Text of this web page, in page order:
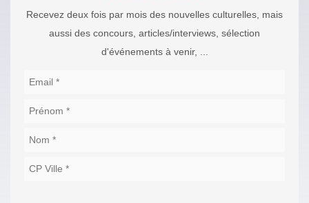
Recevez deux fois par mois des nouvelles culturelles, mais
aussi des concours, articles/interviews, sélection
d'événements à venir, ...